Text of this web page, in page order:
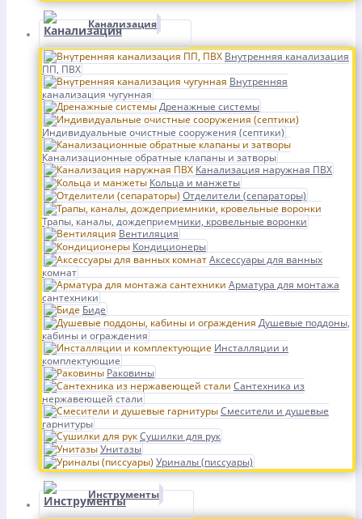
Канализация
Внутренняя канализация
ПП, ПВХ
Внутренняя
канализация чугунная
Дренажные системы
Индивидуальные очистные сооружения (септики)
Канализационные обратные клапаны и затворы
Канализация наружная ПВХ
Кольца и манжеты
Отделители (сепараторы)
Трапы, каналы, дождеприемники, кровельные воронки
Вентиляция
Кондиционеры
Аксессуары для ванных
комнат
Арматура для монтажа
сантехники
Биде
Душевые поддоны,
кабины и ограждения
Инсталляции и
комплектующие
Раковины
Сантехника из
нержавеющей стали
Смесители и душевые
гарнитуры
Сушилки для рук
Унитазы
Уриналы (писсуары)
Инструменты